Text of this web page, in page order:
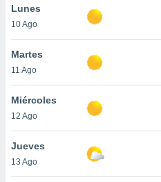
de
Lunes
10 Ago
Martes
11 Ago
Miércoles
12 Ago
Jueves
13 Ago